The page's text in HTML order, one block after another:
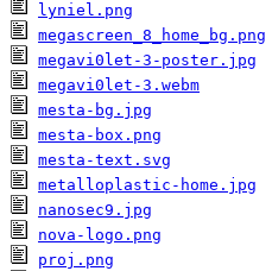
lyniel.png
megascreen_8_home_bg.png
megavi0let-3-poster.jpg
megavi0let-3.webm
mesta-bg.jpg
mesta-box.png
mesta-text.svg
metalloplastic-home.jpg
nanosec9.jpg
nova-logo.png
proj.png